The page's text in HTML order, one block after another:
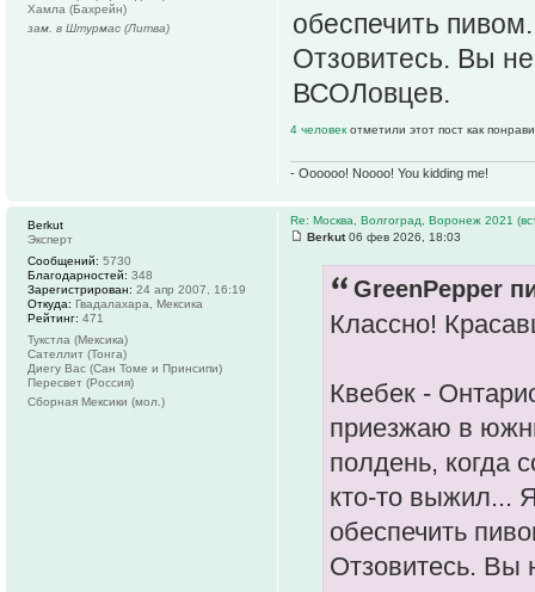
обеспечить
Отзовитесь. Вы
ВСОЛовцев.
4 человек отметили этот пост как
- Oooooo! Noooo! You kidding me!
Хамла (Бахрейн)
зам. в Штурмас (Литва)
Re: Москва, Волгоград, Воронеж 2021
Berkut06 фев 2026, 18:03
GreenPepper
Классно!
Квебек -
приезжаю в
полдень, когда
кто-то выжил...
обеспечить
Отзовитесь. Вы
Berkut
Эксперт
Сообщений: 5730
Благодарностей: 348
Зарегистрирован: 24 апр 2007, 16:19
Откуда: Гвадалахара, Мексика
Рейтинг: 471
Тукстла (Мексика)
Сателлит (Тонга)
Диегу Вас (Сан Томе и Принсипи)
Пересвет (Россия)
Сборная Мексики (мол.)